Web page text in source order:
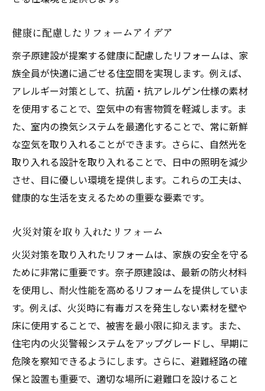
健康に配慮したリフォームアイデア
奈子原建設が提案する健康に配慮したリフォームは、家
族全員が快適に過ごせる住空間を実現します。例えば、
アレルギー対策として、抗菌・抗アレルゲン仕様の素材
を使用することで、空気中の有害物質を軽減します。ま
た、室内の換気システムを最適化することで、常に新鮮
な空気を取り入れることができます。さらに、自然光を
取り入れる設計を取り入れることで、日中の照明を減少
させ、目に優しい環境を提供します。これらの工夫は、
健康的な生活を支えるための重要な要素です。
火災対策を取り入れたリフォーム
火災対策を取り入れたリフォームは、家族の安全を守る
ために非常に重要です。奈子原建設は、最新の防火材料
を使用し、耐火性能を高めるリフォームを提供していま
す。例えば、火災時に有毒ガスを発生しない素材を壁や
床に使用することで、被害を最小限に抑えます。また、
住宅内の火災警報システムをアップグレードし、早期に
危険を察知できるようにします。さらに、避難経路の確
保と設置も重要で、適切な場所に避難口を設けること